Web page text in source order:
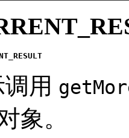
用
象。